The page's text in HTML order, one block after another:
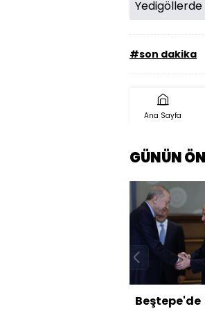
#son dakika
Ana Sayfa
GÜNÜN
Beştepe'de